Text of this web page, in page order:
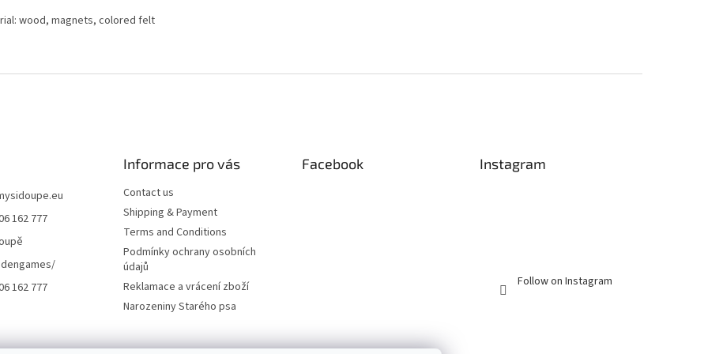
wood, magnets, colored felt
162 777
162 777
Informace pro vás
Contact us
Shipping & Payment
Terms and Conditions
Podmínky ochrany osobních
údajů
Reklamace a vrácení zboží
Narozeniny Starého psa
Facebook Instagram
Follow on Instagram